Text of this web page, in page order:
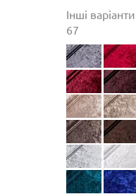
Інші
67